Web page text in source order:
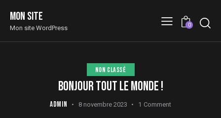
Mon site
Mon site WordPress 0
NON CLASSÉ
BONJOUR TOUT LE MONDE !
ADMIN 8 novembre 2023 1 Comment